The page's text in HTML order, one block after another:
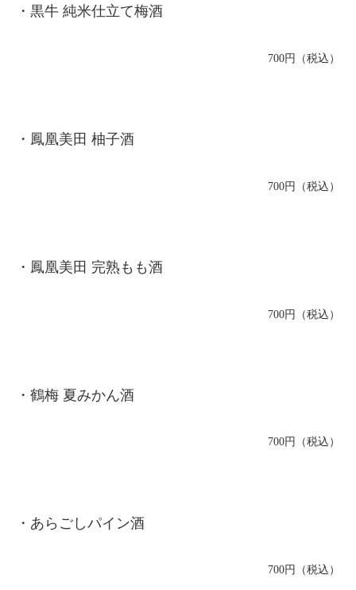
・黒牛 純米仕立て梅酒
700円（税込）
・鳳凰美田 柚子酒
700円（税込）
・鳳凰美田 完熟もも酒
700円（税込）
・鶴梅 夏みかん酒
700円（税込）
・あらごしパイン酒
700円（税込）